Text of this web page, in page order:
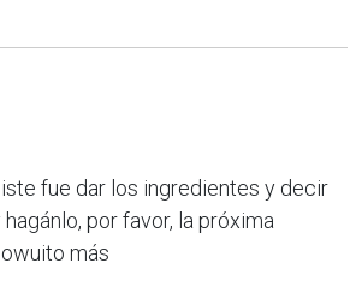
fue dar los ingredientes y decir
por favor, la próxima
más